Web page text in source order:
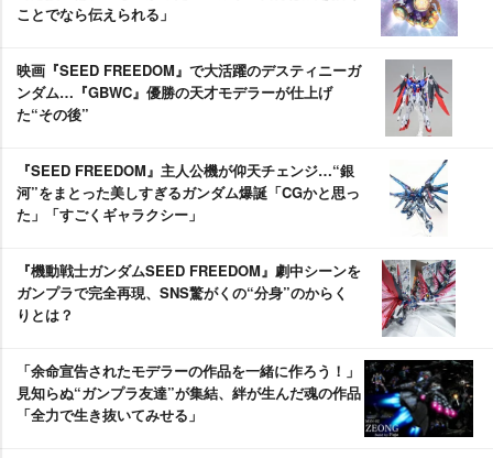
ことでなら伝えられる」
映画『SEED FREEDOM』で大活躍のデスティニーガ
ンダム…『GBWC』優勝の天才モデラーが仕上げ
た“その後”
『SEED FREEDOM』主人公機が仰天チェンジ…“銀
河”をまとった美しすぎるガンダム爆誕「CGかと思っ
た」「すごくギャラクシー」
『機動戦士ガンダムSEED FREEDOM』劇中シーンを
ガンプラで完全再現、SNS驚がくの“分身”のからく
りとは？
「余命宣告されたモデラーの作品を一緒に作ろう！」
見知らぬ“ガンプラ友達”が集結、絆が生んだ魂の作品
「全力で生き抜いてみせる」